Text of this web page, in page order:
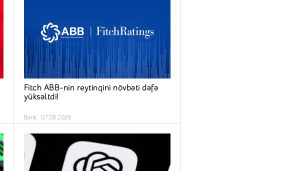
Fitch ABB-nin reytinqini növbəti dəfə
yüksəltdi!
Bank 07.08.2026